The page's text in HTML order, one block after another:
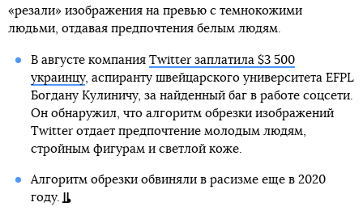
«резали» изображения на превью с темнокожими
людьми, отдавая предпочтения белым людям.
В августе компания Twitter заплатила $3 500
украинцу, аспиранту швейцарского университета EFPL
Богдану Кулиничу, за найденный баг в работе соцсети.
Он обнаружил, что алгоритм обрезки изображений
Twitter отдает предпочтение молодым людям,
стройным фигурам и светлой коже.
Алгоритм обрезки обвиняли в расизме еще в 2020
году.